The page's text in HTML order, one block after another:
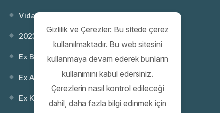
Vida Dişi Standartları; NPT ve Metr...
2023 Webinar 02: Patlayıcı Ortamlar...
Ex Buatlar
Ex Anahtarlar
Ex Kontrol (Kumanda) Kutuları
Gizlilik ve Çerezler: Bu sitede çerez
kullanılmaktadır. Bu web sitesini
kullanmaya devam ederek bunların
kullanımını kabul edersiniz.
Çerezlerin nasıl kontrol edileceği
dahil, daha fazla bilgi edinmek için